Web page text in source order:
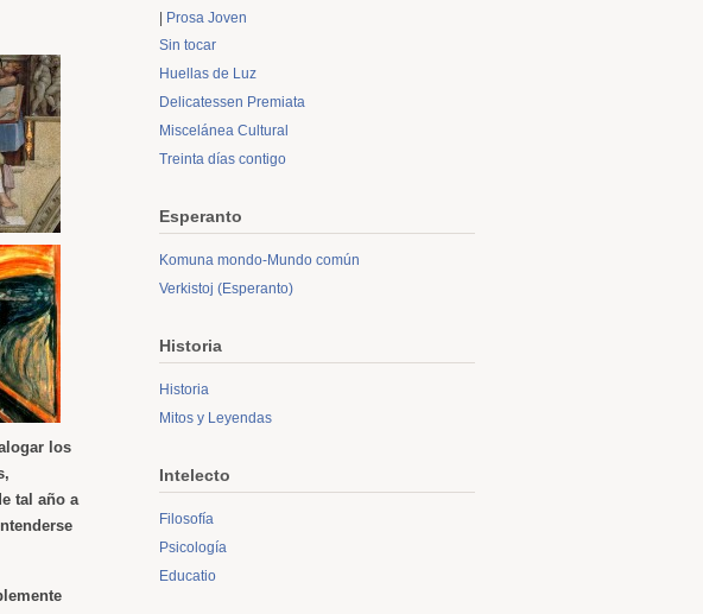
los
tal año a
Prosa Joven
Sin tocar
Huellas de Luz
Delicatessen Premiata
Miscelánea Cultural
Treinta días contigo
Esperanto
Komuna mondo-Mundo común
Verkistoj (Esperanto)
Historia
Historia
Mitos y Leyendas
Intelecto
Filosofía
Psicología
Educatio